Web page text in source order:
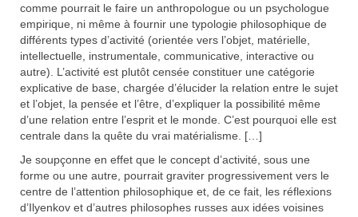
comme pourrait le faire un anthropologue ou un psychologue
empirique, ni même à fournir une typologie philosophique de
différents types d’activité (orientée vers l’objet, matérielle,
intellectuelle, instrumentale, communicative, interactive ou
autre). L’activité est plutôt censée constituer une catégorie
explicative de base, chargée d’élucider la relation entre le sujet
et l’objet, la pensée et l’être, d’expliquer la possibilité même
d’une relation entre l’esprit et le monde. C’est pourquoi elle est
centrale dans la quête du vrai matérialisme. […]
Je soupçonne en effet que le concept d’activité, sous une
forme ou une autre, pourrait graviter progressivement vers le
centre de l’attention philosophique et, de ce fait, les réflexions
d’Ilyenkov et d’autres philosophes russes aux idées voisines